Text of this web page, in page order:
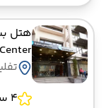
هتل
4 ستاره